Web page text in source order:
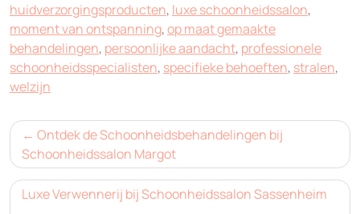
huidverzorgingsproducten, luxe schoonheidssalon,
moment van ontspanning,op maat gemaakte
behandelingen, persoonlijke aandacht, professionele
schoonheidsspecialisten, specifieke behoeften, stralen,
welzijn
Bericht
navigatie
Ontdek de Schoonheidsbehandelingen bij
Schoonheidssalon Margot
Luxe Verwennerij bij Schoonheidssalon Sassenheim